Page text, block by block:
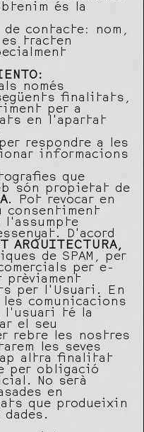
és la
contacte: nom,
tracten
només
finalitats,
per a
en l’apartat
respondre a les
informacions
que
són propietat de
. Pot revocar en
consentiment
D’acord
ARQUITECTURA,
de SPAM, per
per e-
prèviament
per l’Usuari. En
comunicacions
l’usuari té la
el seu
rebre les nostres
les seves
altra finalitat
per obligació
No serà
en
que produeixin